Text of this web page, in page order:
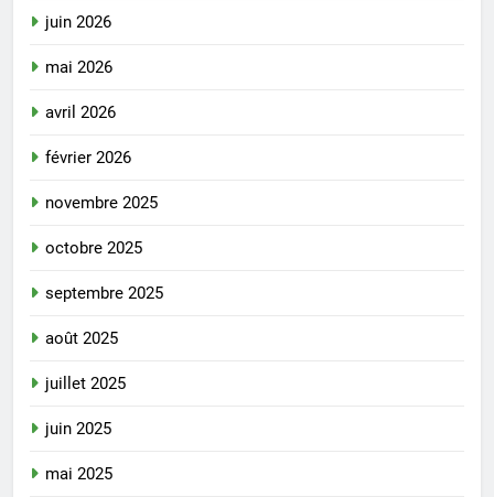
juin 2026
mai 2026
avril 2026
février 2026
novembre 2025
octobre 2025
septembre 2025
août 2025
juillet 2025
juin 2025
mai 2025